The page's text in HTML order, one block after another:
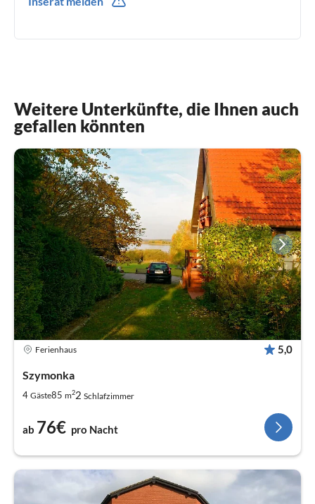
Weitere Unterkünfte, die Ihnen auch
gefallen könnten
Ferienhaus 5,0
Szymonka
4 Gäste85 m22 Schlafzimmer
ab 76€ pro Nacht